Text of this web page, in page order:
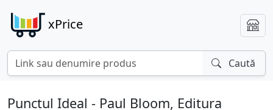
xPrice
Caută
Punctul Ideal - Paul Bloom, Editura